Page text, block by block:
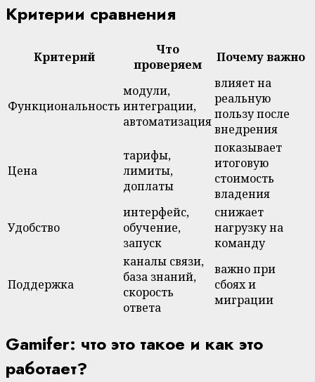
Критерии сравнения
Критерий
Что
проверяем
Почему важно
Функциональность
модули,
интеграции,
автоматизация
влияет на
реальную
пользу после
внедрения
Цена
тарифы,
лимиты,
доплаты
показывает
итоговую
стоимость
владения
Удобство
интерфейс,
обучение,
запуск
снижает
нагрузку на
команду
Поддержка
каналы связи,
база знаний,
скорость
ответа
важно при
сбоях и
миграции
Gamifer: что это такое и как это
работает?